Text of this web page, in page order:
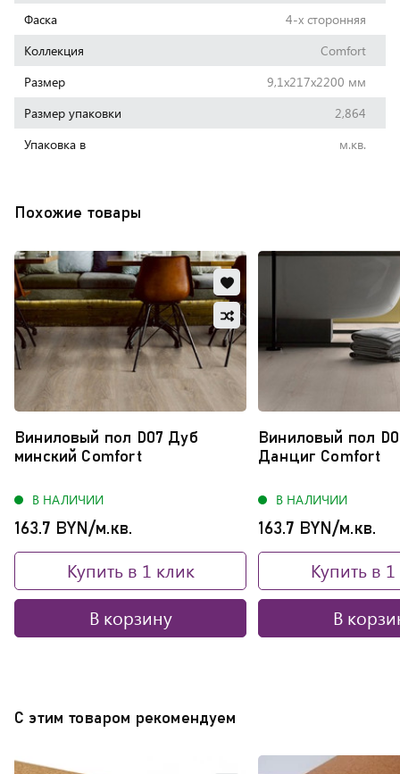
Фаска
4-х сторонняя
Коллекция
Comfort
Размер
9,1х217х2200 мм
Размер упаковки
2,864
Упаковка в
м.кв.
Похожие товары
Виниловый пол D07 Дуб
минский Comfort
Добавить
в
избранное
Обновляю
список...
Добавить
в
сравнение
В НАЛИЧИИ
163.7 BYN/м.кв.
Купить в 1 клик
В корзину
Виниловый пол
Данциг Comfort
В НАЛИЧИИ
163.7 BYN/м.кв.
Купить в
В
С этим товаром рекомендуем